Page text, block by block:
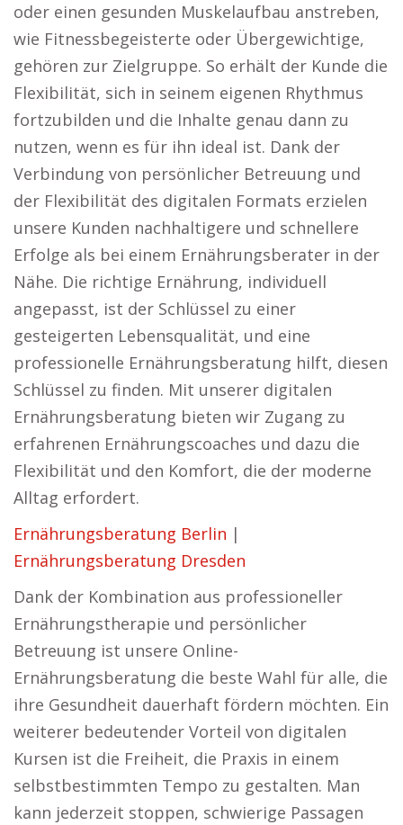
oder einen gesunden Muskelaufbau anstreben,
wie Fitnessbegeisterte oder Übergewichtige,
gehören zur Zielgruppe. So erhält der Kunde die
Flexibilität, sich in seinem eigenen Rhythmus
fortzubilden und die Inhalte genau dann zu
nutzen, wenn es für ihn ideal ist. Dank der
Verbindung von persönlicher Betreuung und
der Flexibilität des digitalen Formats erzielen
unsere Kunden nachhaltigere und schnellere
Erfolge als bei einem Ernährungsberater in der
Nähe. Die richtige Ernährung, individuell
angepasst, ist der Schlüssel zu einer
gesteigerten Lebensqualität, und eine
professionelle Ernährungsberatung hilft, diesen
Schlüssel zu finden. Mit unserer digitalen
Ernährungsberatung bieten wir Zugang zu
erfahrenen Ernährungscoaches und dazu die
Flexibilität und den Komfort, die der moderne
Alltag erfordert.
Ernährungsberatung Berlin |
Ernährungsberatung Dresden
Dank der Kombination aus professioneller
Ernährungstherapie und persönlicher
Betreuung ist unsere Online-
Ernährungsberatung die beste Wahl für alle, die
ihre Gesundheit dauerhaft fördern möchten. Ein
weiterer bedeutender Vorteil von digitalen
Kursen ist die Freiheit, die Praxis in einem
selbstbestimmten Tempo zu gestalten. Man
kann jederzeit stoppen, schwierige Passagen